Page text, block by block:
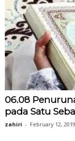
06.08
pada Satu
zahiri - February 12, 2019